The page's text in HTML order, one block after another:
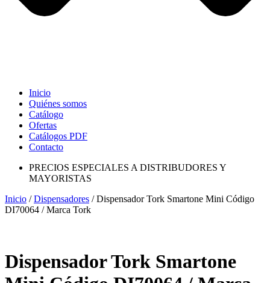
Inicio
Quiénes somos
Catálogo
Ofertas
Catálogos PDF
Contacto
PRECIOS ESPECIALES A DISTRIBUDORES Y
MAYORISTAS
Inicio /Dispensadores / Dispensador Tork Smartone Mini Código
DI70064 / Marca Tork
Dispensador Tork Smartone